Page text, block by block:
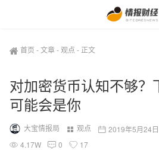
首页 -文章-观点 - 正文
对加密货币认知不够？
可能会是你
大宝情报局 观点
2019年5月24日
4.17W
0 17